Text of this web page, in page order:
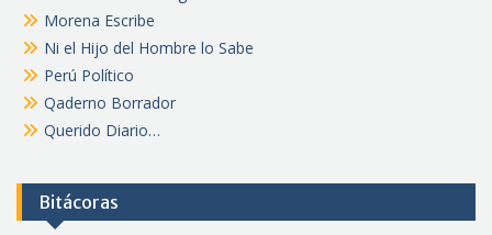
Morena Escribe
Ni el Hijo del Hombre lo Sabe
Perú Político
Qaderno Borrador
Querido Diario…
Bitácoras